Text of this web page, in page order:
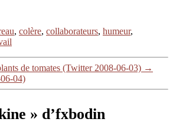
, colère, collaborateurs, humeur,
de tomates (Twitter 2008-06-03) →
04)
» d’fxbodin